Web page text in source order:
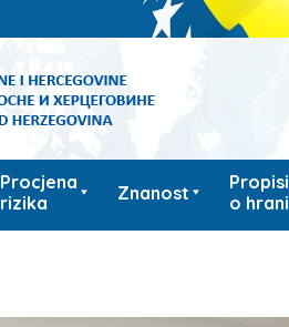
Procjena
rizika
Znanost
Propisi
o hrani